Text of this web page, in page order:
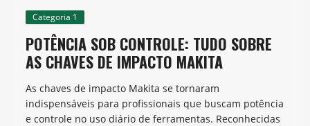
Categoria 1
POTÊNCIA SOB CONTROLE: TUDO SOBRE
AS CHAVES DE IMPACTO MAKITA
As chaves de impacto Makita se tornaram
indispensáveis para profissionais que buscam potência
e controle no uso diário de ferramentas. Reconhecidas